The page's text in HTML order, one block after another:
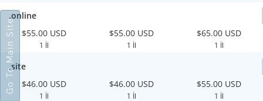
.online
$55.00 USD
1 İl
$55.00 USD
1 İl
$65.00 USD
1 İl
.site
$46.00 USD
1 İl
$46.00 USD
1 İl
$55.00 USD
1 İl
Go To Main Site